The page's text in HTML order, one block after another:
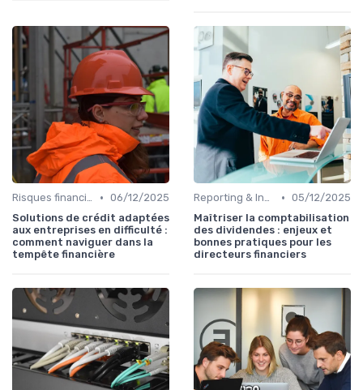
Risques financiers • 06/12/2025
Solutions de crédit adaptées
aux entreprises en difficulté :
comment naviguer dans la
tempête financière
Reporting & Indicateurs • 05/12/2025
Maîtriser la comptabilisation
des dividendes : enjeux et
bonnes pratiques pour les
directeurs financiers